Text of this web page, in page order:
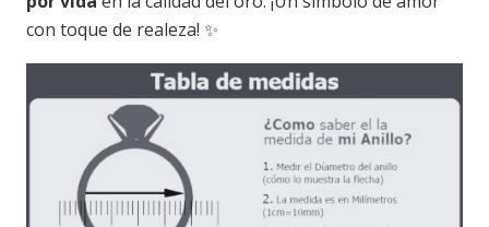
con toque de realeza! ✨